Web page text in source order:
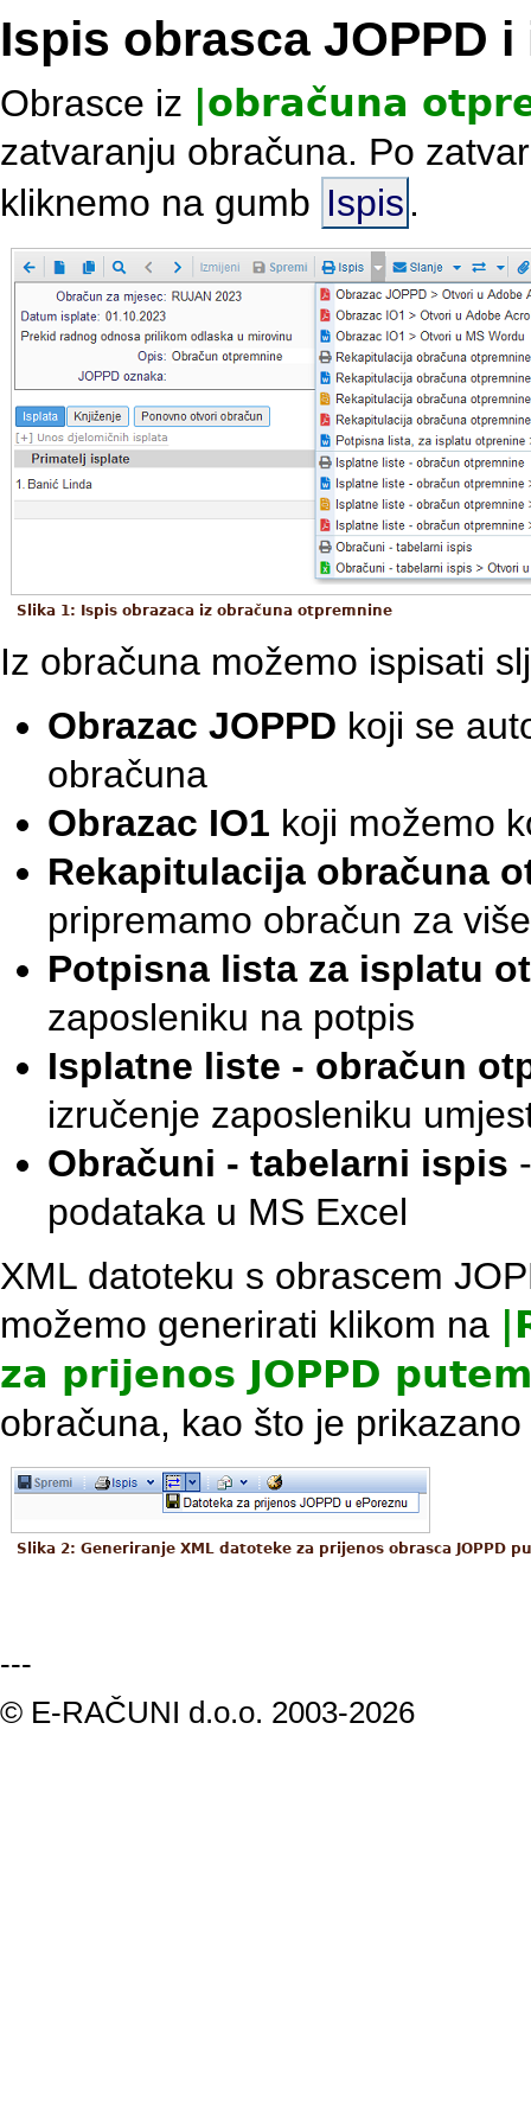
Ispis obrasca JOPPD
Obrasce iz
obračuna
zatvaranju obračuna. Po
kliknemo na gumb Ispis .
Slika 1: Ispis obrazaca iz obračuna otpremnine
Iz obračuna možemo ispisati
Obrazac JOPPD koji se
obračuna
Obrazac IO1 koji možemo
Rekapitulacija obračuna
pripremamo obračun za
Potpisna lista za isplatu
zaposleniku na potpis
Isplatne liste - obračun
izručenje zaposleniku
Obračuni - tabelarni ispis
podataka u MS Excel
XML datoteku s obrascem
možemo generirati klikom na
za prijenos JOPPD
obračuna, kao što je
Slika 2: Generiranje XML datoteke za prijenos obrasca JOPPD
---
© E-RAČUNI d.o.o. 2003-2026